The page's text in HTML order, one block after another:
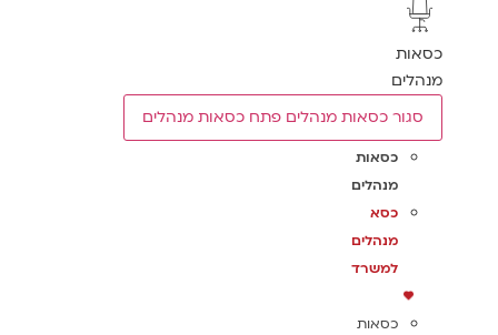
כסאות
מנהלים
סגור כסאות מנהלים פתח כסאות מנהלים
כסאות
מנהלים
כסא
מנהלים
למשרד
כסאות